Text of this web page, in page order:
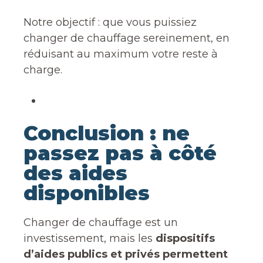
Notre objectif : que vous puissiez
changer de chauffage sereinement, en
réduisant au maximum votre reste à
charge.
Conclusion : ne
passez pas à côté
des aides
disponibles
Changer de chauffage est un
investissement, mais les dispositifs
d’aides publics et privés permettent